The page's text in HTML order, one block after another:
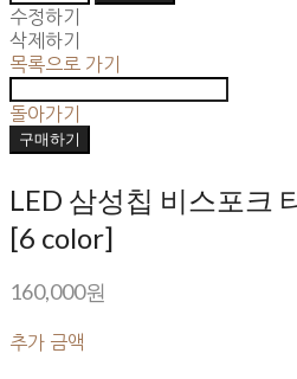
수정하기
삭제하기
목록으로 가기
돌아가기
구매하기
LED 삼성칩 비스포크
[6 color]
160,000원
추가 금액